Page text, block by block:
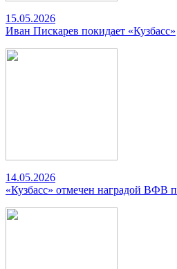
15.05.2026
Иван Пискарев покидает «Кузбасс»
14.05.2026
«Кузбасс» отмечен наградой ВФВ